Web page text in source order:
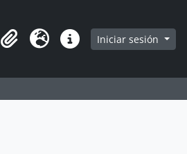
Portapapeles
Idioma Enlaces rápidos
Iniciar sesión